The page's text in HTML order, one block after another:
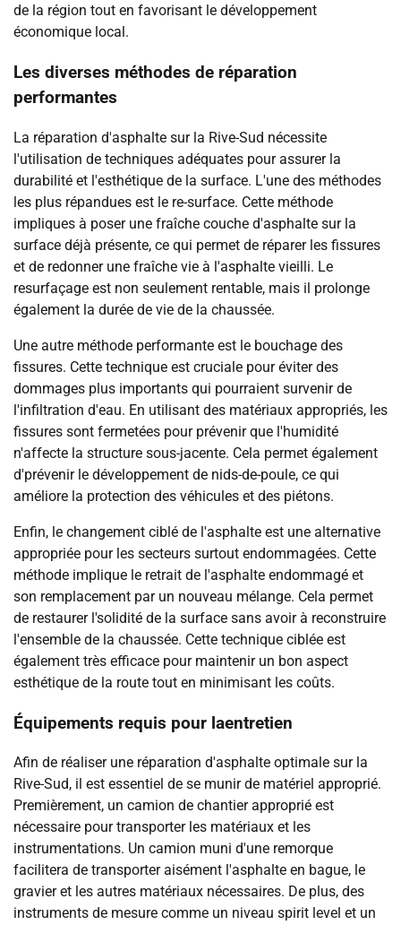
de la région tout en favorisant le développement
économique local.
Les diverses méthodes de réparation
performantes
La réparation d'asphalte sur la Rive-Sud nécessite
l'utilisation de techniques adéquates pour assurer la
durabilité et l'esthétique de la surface. L'une des méthodes
les plus répandues est le re-surface. Cette méthode
impliques à poser une fraîche couche d'asphalte sur la
surface déjà présente, ce qui permet de réparer les fissures
et de redonner une fraîche vie à l'asphalte vieilli. Le
resurfaçage est non seulement rentable, mais il prolonge
également la durée de vie de la chaussée.
Une autre méthode performante est le bouchage des
fissures. Cette technique est cruciale pour éviter des
dommages plus importants qui pourraient survenir de
l'infiltration d'eau. En utilisant des matériaux appropriés, les
fissures sont fermetées pour prévenir que l'humidité
n'affecte la structure sous-jacente. Cela permet également
d'prévenir le développement de nids-de-poule, ce qui
améliore la protection des véhicules et des piétons.
Enfin, le changement ciblé de l'asphalte est une alternative
appropriée pour les secteurs surtout endommagées. Cette
méthode implique le retrait de l'asphalte endommagé et
son remplacement par un nouveau mélange. Cela permet
de restaurer l'solidité de la surface sans avoir à reconstruire
l'ensemble de la chaussée. Cette technique ciblée est
également très efficace pour maintenir un bon aspect
esthétique de la route tout en minimisant les coûts.
Équipements requis pour laentretien
Afin de réaliser une réparation d'asphalte optimale sur la
Rive-Sud, il est essentiel de se munir de matériel approprié.
Premièrement, un camion de chantier approprié est
nécessaire pour transporter les matériaux et les
instrumentations. Un camion muni d'une remorque
facilitera de transporter aisément l'asphalte en bague, le
gravier et les autres matériaux nécessaires. De plus, des
instruments de mesure comme un niveau spirit level et un